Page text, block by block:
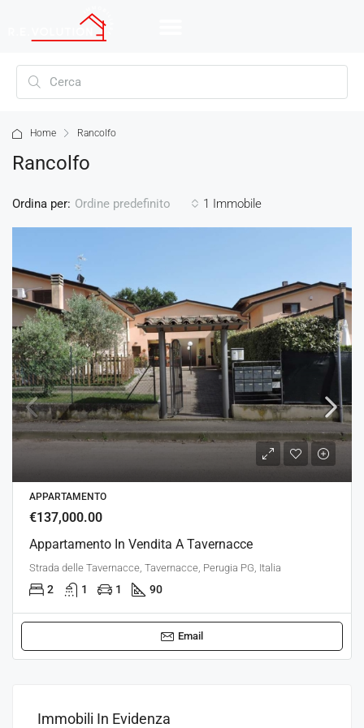
Home Rancolfo
Rancolfo
1 Immobile
Ordina per: Ordine predefinito
APPARTAMENTO
€137,000.00
Appartamento In Vendita A Tavernacce
Strada delle Tavernacce, Tavernacce, Perugia PG, Italia
2 1 1 90
Email
Immobili In Evidenza